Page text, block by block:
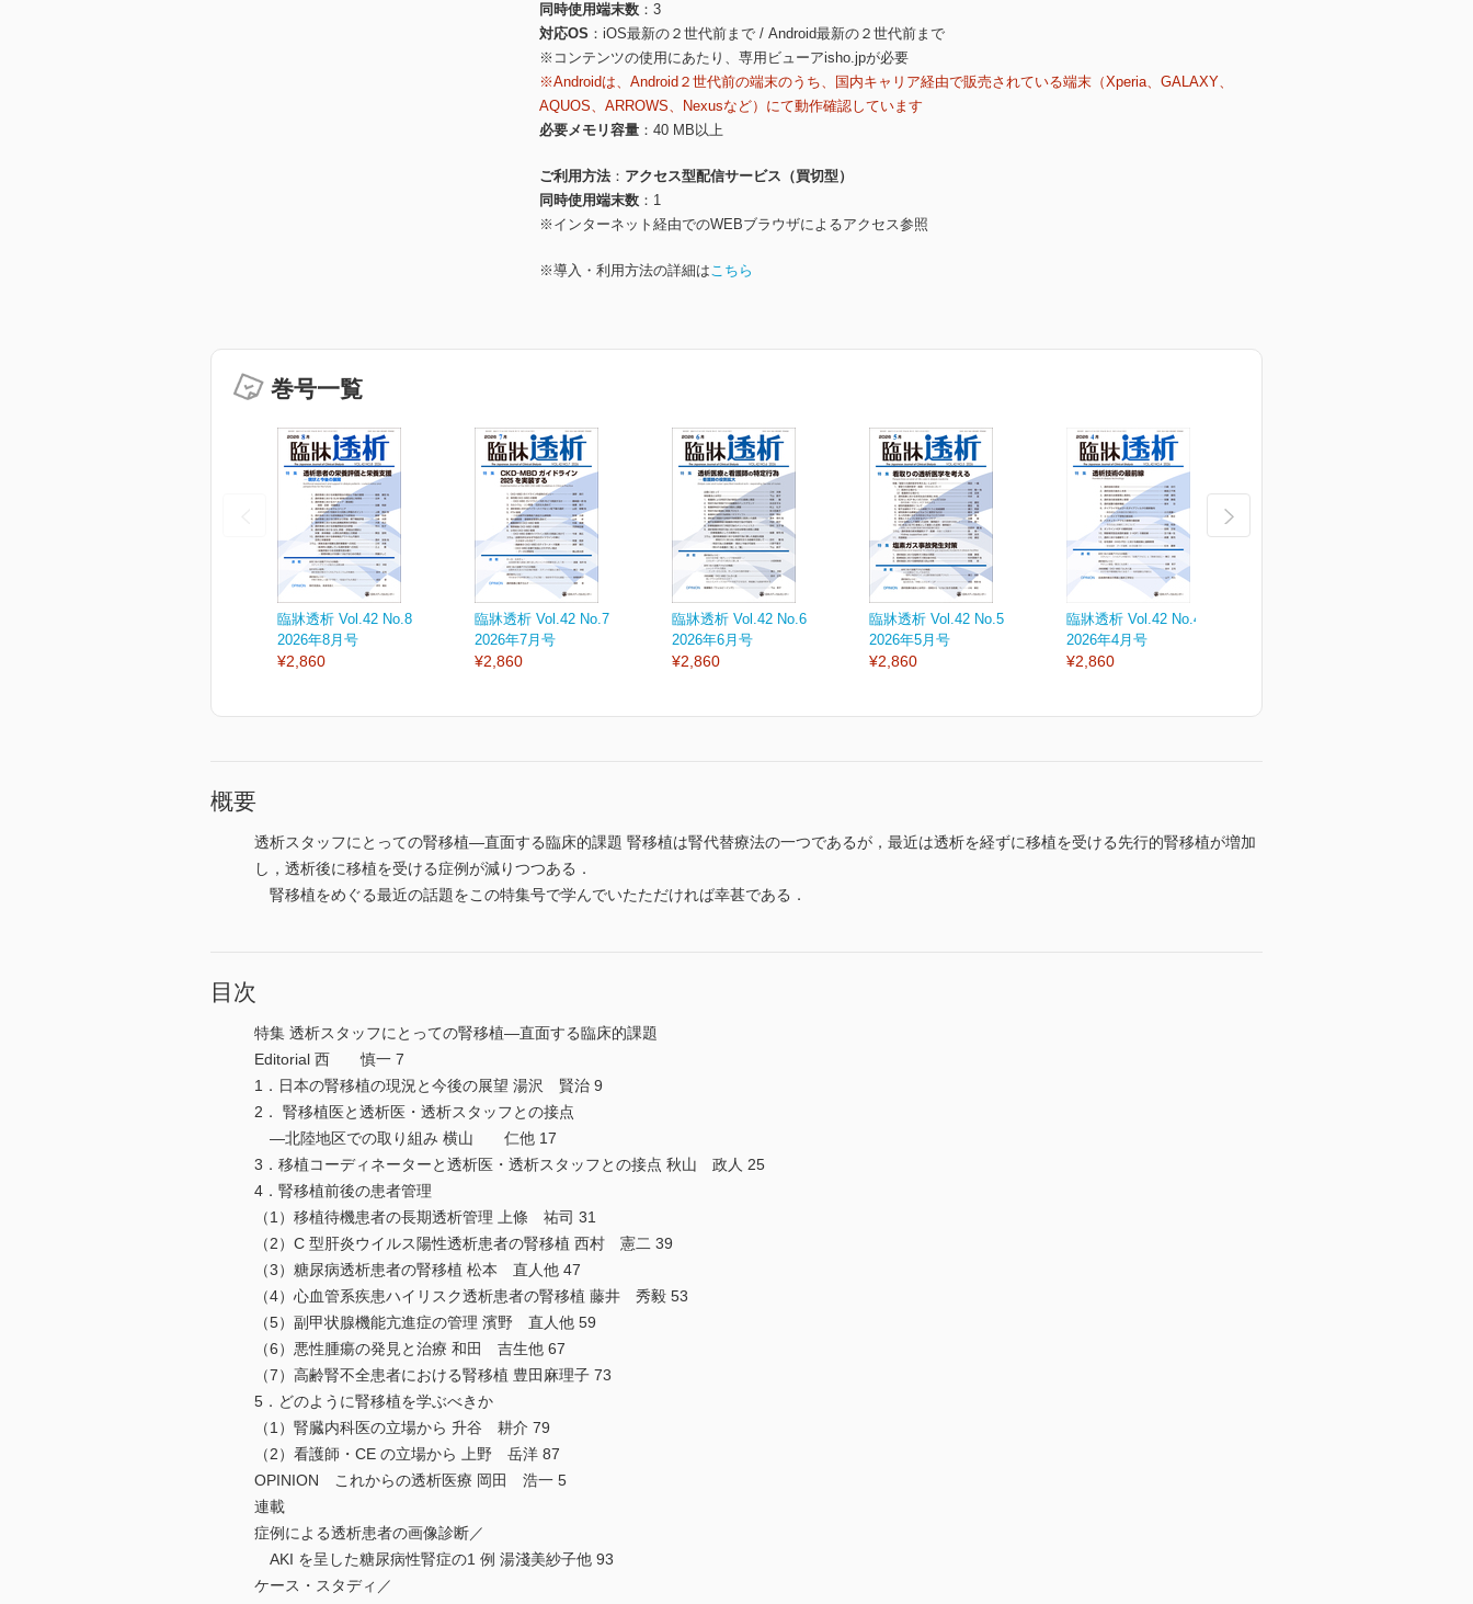
同時使用端末数
3
対応OS
iOS最新の２世代前まで / Android最新の２世代前まで
※コンテンツの使用にあたり、専用ビューアisho.jpが必要
※Androidは、Android２世代前の端末のうち、国内キャリア経由で販売されている端末（Xperia、GALAXY、
AQUOS、ARROWS、Nexusなど）にて動作確認しています
必要メモリ容量
40 MB以上
ご利用方法
アクセス型配信サービス（買切型）
同時使用端末数
1
※インターネット経由でのWEBブラウザによるアクセス参照
※導入・利用方法の詳細はこちら
巻号一覧
臨牀透析 Vol.42 No.8
2026年8月号
¥2,860
臨牀透析 Vol.42 No.7
2026年7月号
¥2,860
臨牀透析 Vol.42 No.6
2026年6月号
¥2,860
臨牀透析 Vol.42 No.5
2026年5月号
¥2,860
臨牀透析 Vol.42 No.4
2026年4月号
¥2,860
概要
透析スタッフにとっての腎移植―直面する臨床的課題 腎移植は腎代替療法の一つであるが，最近は透析を経ずに移植を受ける先行的腎移植が増加
し，透析後に移植を受ける症例が減りつつある．
腎移植をめぐる最近の話題をこの特集号で学んでいたただければ幸甚である．
目次
特集 透析スタッフにとっての腎移植―直面する臨床的課題
Editorial 西 慎一 7
1．日本の腎移植の現況と今後の展望 湯沢 賢治 9
2． 腎移植医と透析医・透析スタッフとの接点
―北陸地区での取り組み 横山 仁他 17
3．移植コーディネーターと透析医・透析スタッフとの接点 秋山 政人 25
4．腎移植前後の患者管理
（1）移植待機患者の長期透析管理 上條 祐司 31
（2）C 型肝炎ウイルス陽性透析患者の腎移植 西村 憲二 39
（3）糖尿病透析患者の腎移植 松本 直人他 47
（4）心血管系疾患ハイリスク透析患者の腎移植 藤井 秀毅 53
（5）副甲状腺機能亢進症の管理 濱野 直人他 59
（6）悪性腫瘍の発見と治療 和田 吉生他 67
（7）高齢腎不全患者における腎移植 豊田麻理子 73
5．どのように腎移植を学ぶべきか
（1）腎臓内科医の立場から 升谷 耕介 79
（2）看護師・CE の立場から 上野 岳洋 87
OPINION これからの透析医療 岡田 浩一 5
連載
症例による透析患者の画像診断／
AKI を呈した糖尿病性腎症の1 例 湯淺美紗子他 93
ケース・スタディ／